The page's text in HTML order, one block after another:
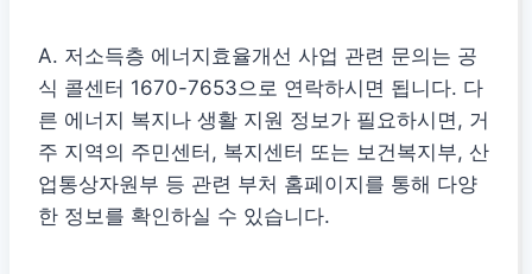
A. 저소득층 에너지효율개선 사업 관련 문의는 공
식 콜센터 1670-7653으로 연락하시면 됩니다. 다
른 에너지 복지나 생활 지원 정보가 필요하시면, 거
주 지역의 주민센터, 복지센터 또는 보건복지부, 산
업통상자원부 등 관련 부처 홈페이지를 통해 다양
한 정보를 확인하실 수 있습니다.